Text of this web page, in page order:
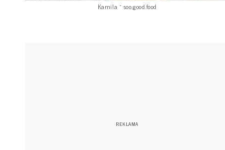
Kamila ~ soo.good.food